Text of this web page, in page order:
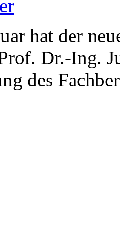
hat der
Dr.-Ing.
des